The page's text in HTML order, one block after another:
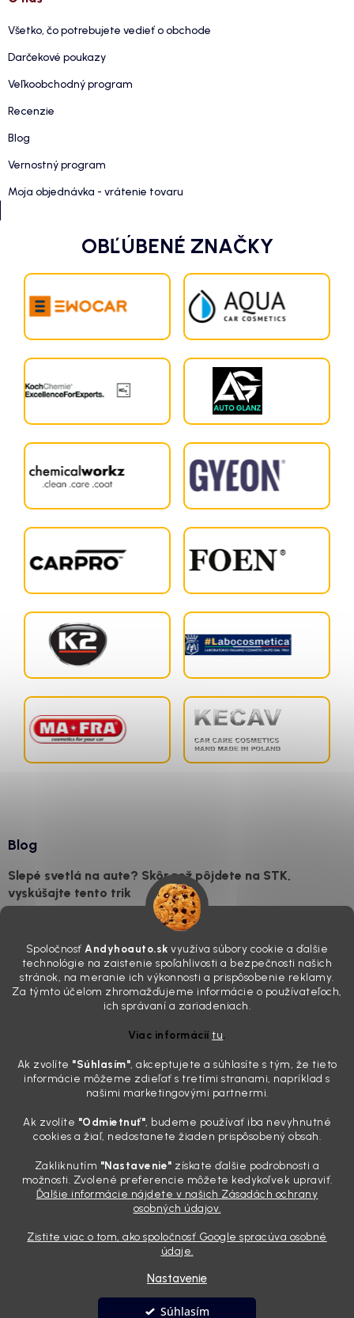
Spoločnosť Andyhoauto.sk využíva súbory cookie a ďalšie
technológie na zaistenie spoľahlivosti a bezpečnosti našich
stránok, na meranie ich výkonnosti a prispôsobenie reklamy.
Za týmto účelom zhromažďujeme informácie o používateľoch,
ich správaní a zariadeniach.
Viac informáciítu.
Ak zvolíte "Súhlasím", akceptujete a súhlasíte s tým, že tieto
informácie môžeme zdieľať s tretími stranami, napríklad s
našimi marketingovými partnermi.
Ak zvolíte "Odmietnuť", budeme používať iba nevyhnutné
cookies a žiaľ, nedostanete žiaden prispôsobený obsah.
Zakliknutím "Nastavenie" získate ďalšie podrobnosti a
možnosti. Zvolené preferencie môžete kedykoľvek upraviť.
Ďalšie informácie nájdete v našich Zásadách ochrany
osobných údajov.
Zistite viac o tom, ako spoločnosť Google spracúva osobné
údaje.
Nastavenie
Súhlasím
Všetko, čo potrebujete vedieť o obchode
Darčekové poukazy
Veľkoobchodný program
Recenzie
Blog
Vernostný program
Moja objednávka - vrátenie tovaru
OBĽÚBENÉ ZNAČKY
Blog
Slepé svetlá na aute? Skôr než pôjdete na STK,
vyskúšajte tento trik
skutočnosti je? Často za to môžu práve „slepé“ svetlomety. Ten
mliečny, drsný povrch nie je len estetická vada. Keď slnko a soľ urobia
svoje, plexisklo začne svetlo rozptyľovať namiesto to...
Zabudnite na handru. Ak chcete mať auto naozaj čisté,
Poznáte ten moment. Vonku svieti slnko, vy sedíte v čerstvo
„upratanom“ aute, no pri pohľade na palubnú dosku vás ide poraziť. V
mriežkach ventilácie, okolo tlačidiel a v švíkoch sedačiek na vás stále
drzo pozerá prach. Handra ani vysávač tam jednodu...
Detailing nemusí stáť výplatu: 5 kúskov autokozmetiky,
31.7.2026
Sobotné ráno, káva v ruke a pred vami zaprášená kapota. Pre
niekoho nuda, pre nás najlepší relax. Lenže keď si v košíku spočítate
pokaziť náladu. Dobrá správa je, že aj profi výbava ...
Vytvoril Shoptet